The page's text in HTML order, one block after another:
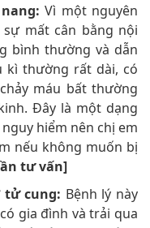
Vì một nguyên
mất cân bằng nội
bình thường và dẫn
kì thường rất dài, có
máu bất thường
Đây là một dạng
hiểm nên chị em
nếu không muốn bị
tư vấn]
tử cung: Bệnh lý này
gia đình và trải qua